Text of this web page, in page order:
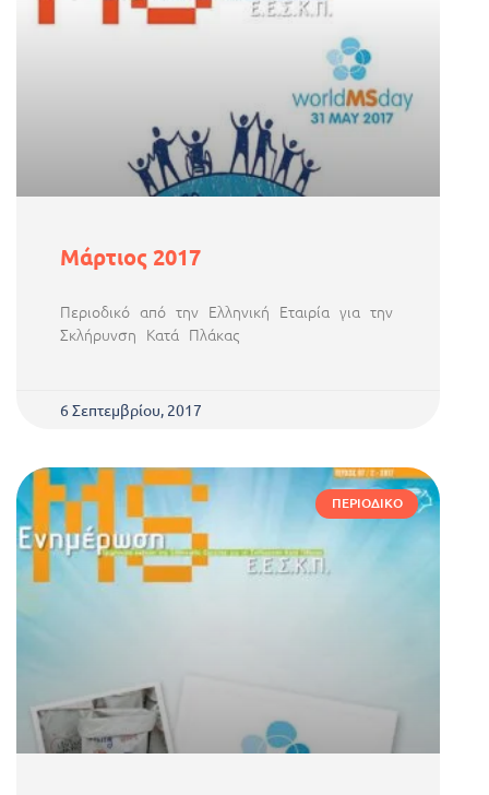
Μάρτιος 2017
Περιοδικό από την Ελληνική Εταιρία για την
Σκλήρυνση Κατά Πλάκας
6 Σεπτεμβρίου, 2017
ΠΕΡΙΟΔΙΚΌ